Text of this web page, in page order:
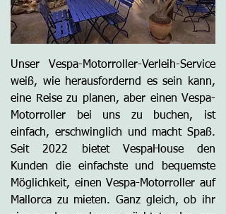
Unser Vespa-Motorroller-Verleih-Service
weiß, wie herausfordernd es sein kann,
eine Reise zu planen, aber einen Vespa-
Motorroller bei uns zu buchen, ist
einfach, erschwinglich und macht Spaß.
Seit 2022 bietet VespaHouse den
Kunden die einfachste und bequemste
Möglichkeit, einen Vespa-Motorroller auf
Mallorca zu mieten. Ganz gleich, ob ihr